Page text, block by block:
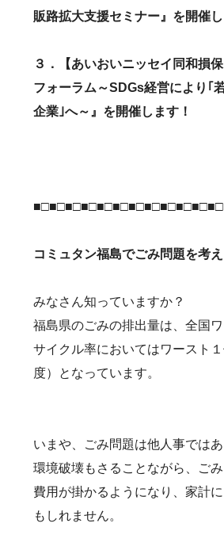
販路拡大支援セミナー』を開催し
３．【あいおいニッセイ同和損
フォーラム～SDGs経営により｢
企業｣へ～』を開催します！
コミュタン福島でごみ問題を考え
みなさん知っていますか？
福島県のごみの排出量は、全国
サイクル率においてはワースト
度）となっています。
いまや、ごみ問題は他人事ではあ
環境破壊もさることながら、ご
費用が掛かるようになり、家計
もしれません。